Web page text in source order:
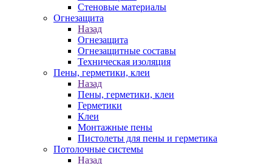
Стеновые материалы
Огнезащита
Назад
Огнезащита
Огнезащитные составы
Техническая изоляция
Пены, герметики, клеи
Назад
Пены, герметики, клеи
Герметики
Клеи
Монтажные пены
Пистолеты для пены и герметика
Потолочные системы
Назад